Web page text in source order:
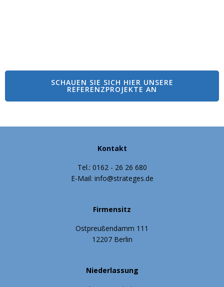
SCHAUEN SIE SICH HIER UNSERE
REFERENZPROJEKTE AN
Kontakt
Tel.: 0162 - 26 26 680
E-Mail: info@strateges.de
Firmensitz
Ostpreußendamm 111
12207 Berlin
Niederlassung